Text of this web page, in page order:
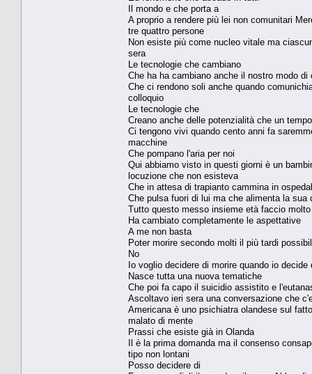
Il mondo e che porta a
A proprio a rendere più lei non comunitari
tre quattro persone
Non esiste più come nucleo vitale ma
sera
Le tecnologie che cambiano
Che ha ha cambiano anche il nostro modo di
Che ci rendono soli anche quando
colloquio
Le tecnologie che
Creano anche delle potenzialità che un
Ci tengono vivi quando cento anni fa
macchine
Che pompano l'aria per noi
Qui abbiamo visto in questi giorni è un
locuzione che non esisteva
Che in attesa di trapianto cammina in
Che pulsa fuori di lui ma che alimenta la sua
Tutto questo messo insieme età faccio
Ha cambiato completamente le aspettative
A me non basta
Poter morire secondo molti il più tardi
No
Io voglio decidere di morire quando io decide
Nasce tutta una nuova tematiche
Che poi fa capo il suicidio assistito e
Ascoltavo ieri sera una conversazione che
Americana è uno psichiatra olandese sul
malato di mente
Prassi che esiste già in Olanda
Il è la prima domanda ma il consenso
tipo non lontani
Posso decidere di